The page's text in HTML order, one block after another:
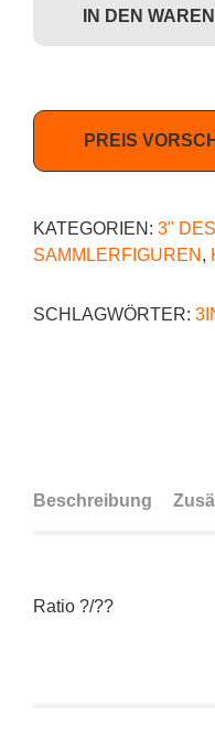
IN DEN
PREIS
KATEGORIEN: 3"
SAMMLERFIGUREN ,
SCHLAGWÖRTER:
Beschreibung
Ratio ?/??